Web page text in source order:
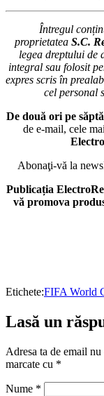
Întregul
proprietatea S.C.
legea dreptului de
integral sau folosit
expres scris în
cel personal
De două ori pe
de e-mail, cele
Abonaţi-vă la
Publicația
vă promova
Etichete:FIFA World
Lasă un
Adresa ta de email
marcate cu *
Nume *